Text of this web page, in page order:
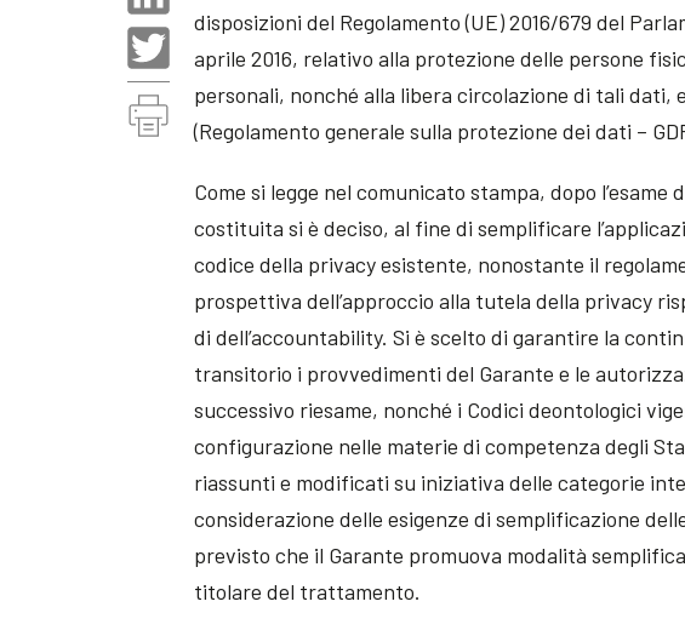
disposizioni del Regolamento (UE) 2016/679 del
aprile 2016, relativo alla protezione delle persone
personali, nonché alla libera circolazione di tali dati,
(Regolamento generale sulla protezione dei dati –
Come si legge nel comunicato stampa, dopo
costituita si è deciso, al fine di semplificare
codice della privacy esistente, nonostante il
prospettiva dell’approccio alla tutela della privacy
di dell’accountability. Si è scelto di garantire la
transitorio i provvedimenti del Garante e le
successivo riesame, nonché i Codici deontologici
configurazione nelle materie di competenza degli
riassunti e modificati su iniziativa delle categorie
considerazione delle esigenze di semplificazione
previsto che il Garante promuova modalità
titolare del trattamento.